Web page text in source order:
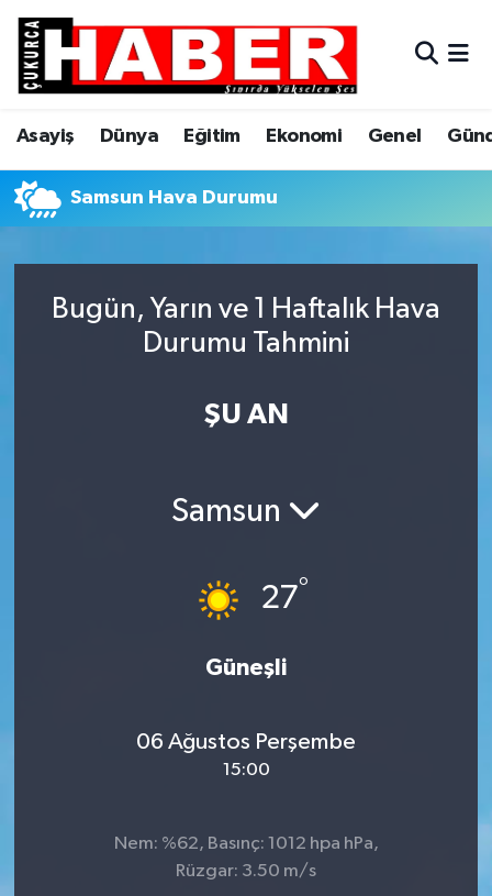
Asayiş Dünya Eğitim Ekonomi Genel
Samsun Hava Durumu
Bugün, Yarın ve 1 Haftalık Hava
Durumu Tahmini
ŞU AN
Samsun
27°
Güneşli
06 Ağustos Perşembe
15:00
Nem: %62, Basınç: 1012 hpa hPa,
Rüzgar: 3.50 m/s
Asayiş
Dünya
Eğitim
Genel
Hava Durumu
Trafik Durumu
Süper Lig Puan Durumu ve Fikstür
Son Dakika Haberleri